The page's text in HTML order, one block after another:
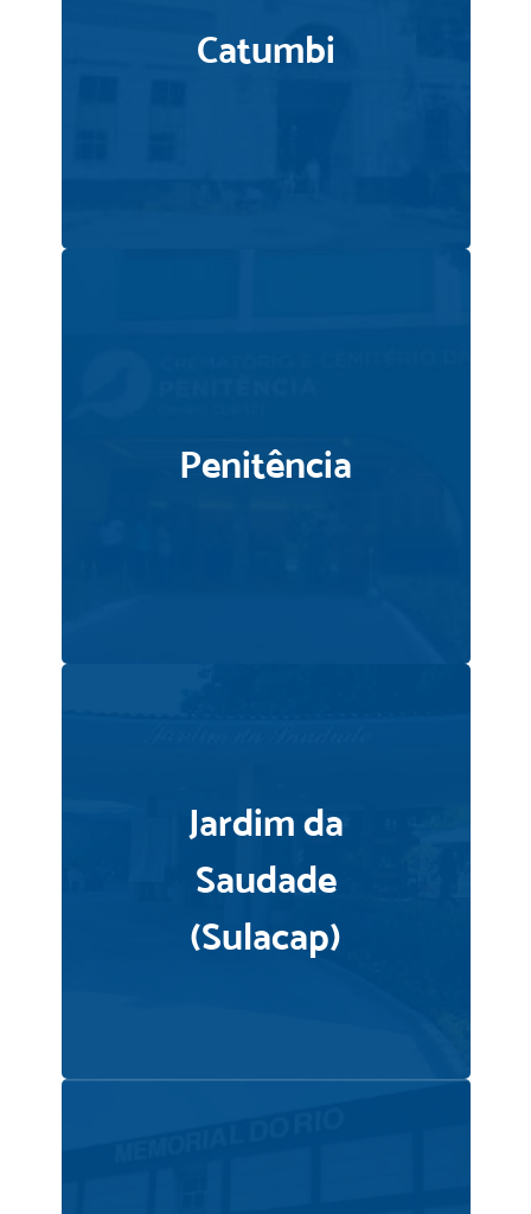
Catumbi
Penitência
Jardim da
Saudade
(Sulacap)